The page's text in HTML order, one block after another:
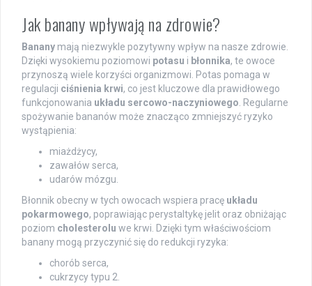
Jak banany wpływają na zdrowie?
Banany mają niezwykle pozytywny wpływ na nasze zdrowie.
Dzięki wysokiemu poziomowi potasu i błonnika, te owoce
przynoszą wiele korzyści organizmowi. Potas pomaga w
regulacji ciśnienia krwi, co jest kluczowe dla prawidłowego
funkcjonowania układu sercowo-naczyniowego . Regularne
spożywanie bananów może znacząco zmniejszyć ryzyko
wystąpienia:
miażdżycy,
zawałów serca,
udarów mózgu.
Błonnik obecny w tych owocach wspiera pracę układu
pokarmowego, poprawiając perystaltykę jelit oraz obniżając
poziom cholesterolu we krwi. Dzięki tym właściwościom
banany mogą przyczynić się do redukcji ryzyka:
chorób serca,
cukrzycy typu 2.